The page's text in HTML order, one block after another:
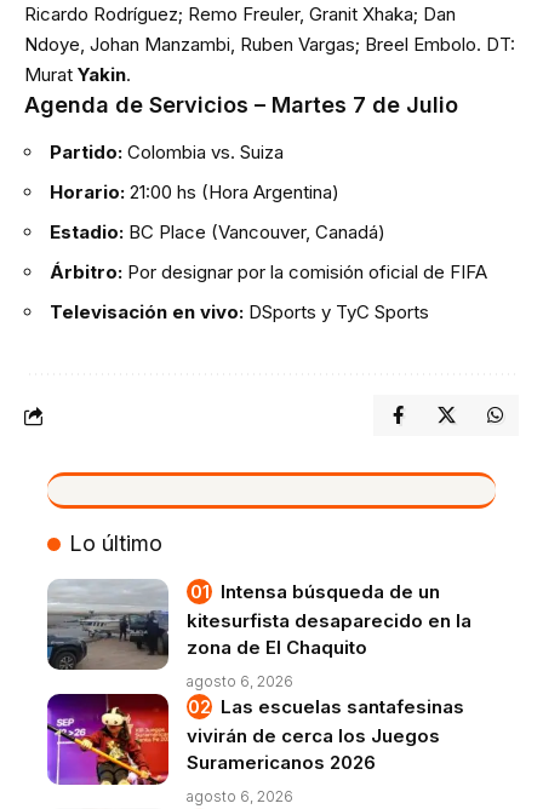
Ricardo Rodríguez; Remo Freuler, Granit Xhaka; Dan
Ndoye, Johan Manzambi, Ruben Vargas; Breel Embolo. DT:
Murat Yakin.
Agenda de Servicios – Martes 7 de Julio
Partido: Colombia vs. Suiza
Horario: 21:00 hs (Hora Argentina)
Estadio: BC Place (Vancouver, Canadá)
Árbitro: Por designar por la comisión oficial de FIFA
Televisación en vivo: DSports y TyC Sports
VIVO
Lo último
Intensa búsqueda de un
kitesurfista desaparecido en la
zona de El Chaquito
agosto 6, 2026
Las escuelas santafesinas
vivirán de cerca los Juegos
Suramericanos 2026
agosto 6, 2026